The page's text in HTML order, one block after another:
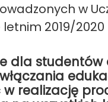
w
2019/2020
dla studentów
w realizację